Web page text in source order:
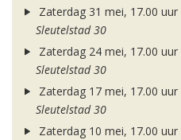
Zaterdag 31 mei, 17.00 uur
Sleutelstad 30
Zaterdag 24 mei, 17.00 uur
Sleutelstad 30
Zaterdag 17 mei, 17.00 uur
Sleutelstad 30
Zaterdag 10 mei, 17.00 uur